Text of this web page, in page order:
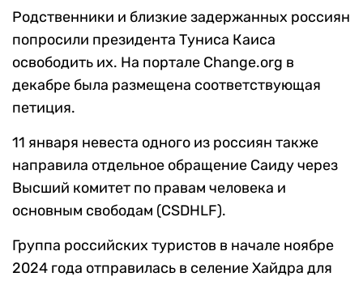
Родственники и близкие задержанных россиян
попросили президента Туниса Каиса
освободить их. На портале Change.org в
декабре была размещена соответствующая
петиция.
11 января невеста одного из россиян также
направила отдельное обращение Саиду через
Высший комитет по правам человека и
основным свободам (CSDHLF).
Группа российских туристов в начале ноябре
2024 года отправилась в селение Хайдра для